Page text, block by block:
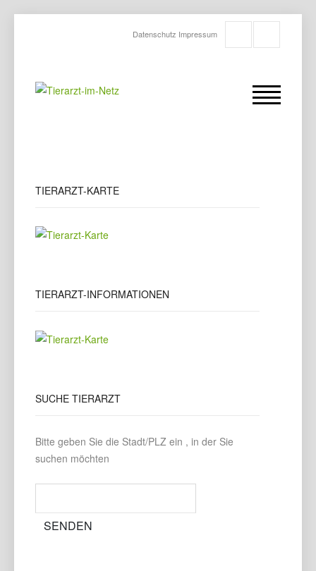
Datenschutz Impressum
TIERARZT-KARTE
TIERARZT-INFORMATIONEN
SUCHE TIERARZT
Bitte geben Sie die Stadt/PLZ ein , in der Sie
suchen möchten